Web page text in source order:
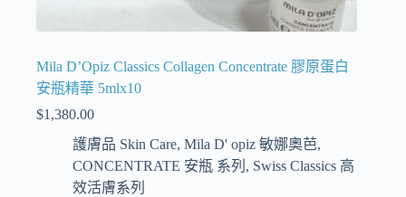
Mila D’Opiz Classics Collagen Concentrate 膠原蛋白
安瓶精華 5mlx10
$1,380.00
護膚品 Skin Care, Mila D' opiz 敏娜奧芭,
CONCENTRATE 安瓶 系列 , Swiss Classics 高
效活膚系列